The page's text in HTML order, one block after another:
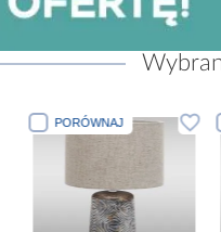
PORÓWNAJ